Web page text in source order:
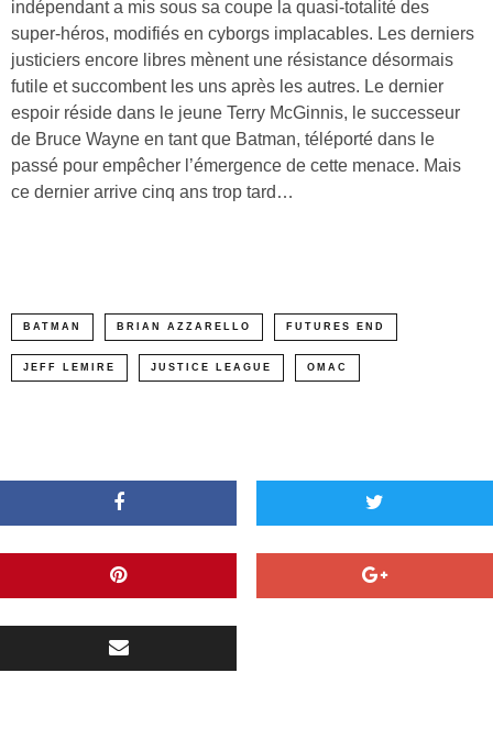
indépendant a mis sous sa coupe la quasi-totalité des
super-héros, modifiés en cyborgs implacables. Les derniers
justiciers encore libres mènent une résistance désormais
futile et succombent les uns après les autres. Le dernier
espoir réside dans le jeune Terry McGinnis, le successeur
de Bruce Wayne en tant que Batman, téléporté dans le
passé pour empêcher l’émergence de cette menace. Mais
ce dernier arrive cinq ans trop tard…
BATMAN BRIAN AZZARELLO FUTURES END
JEFF LEMIRE JUSTICE LEAGUE OMAC